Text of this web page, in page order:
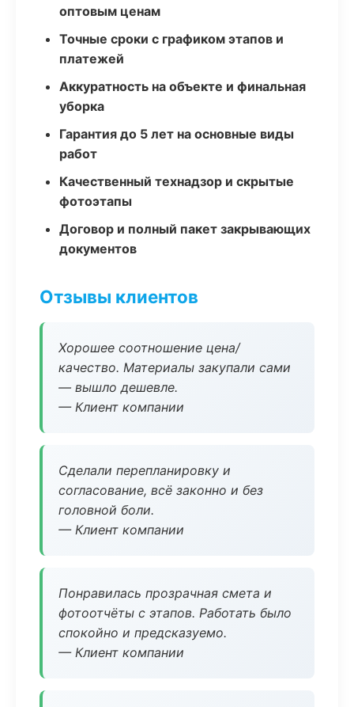
оптовым ценам
Точные сроки с графиком этапов и
платежей
Аккуратность на объекте и финальная
уборка
Гарантия до 5 лет на основные виды
работ
Качественный технадзор и скрытые
фотоэтапы
Договор и полный пакет закрывающих
документов
Отзывы клиентов
Хорошее соотношение цена/
качество. Материалы закупали сами
— вышло дешевле.
— Клиент компании
Сделали перепланировку и
согласование, всё законно и без
головной боли.
— Клиент компании
Понравилась прозрачная смета и
фотоотчёты с этапов. Работать было
спокойно и предсказуемо.
— Клиент компании